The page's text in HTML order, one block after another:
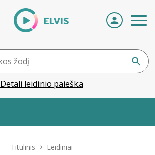
Detali leidinio paieška
Titulinis Leidiniai